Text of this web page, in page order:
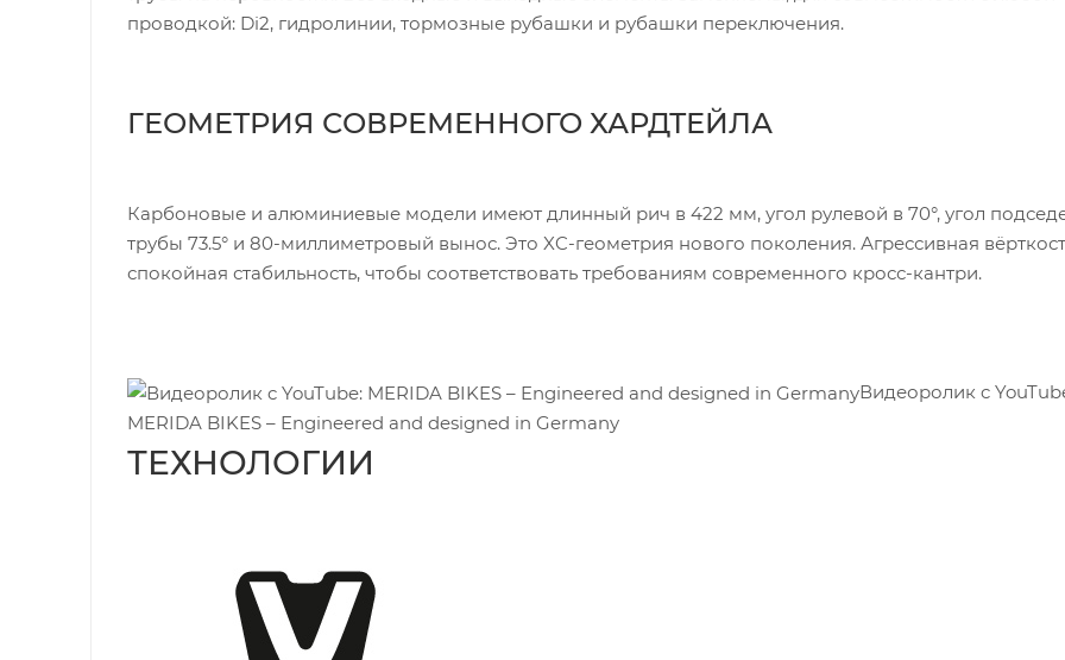
проводкой: Di2, гидролинии, тормозные рубашки и рубашки переключения.
ГЕОМЕТРИЯ СОВРЕМЕННОГО ХАРДТЕЙЛА
Карбоновые и алюминиевые модели имеют длинный рич в 422 мм, угол рулевой в 70°, угол
трубы 73.5° и 80-миллиметровый вынос. Это XC-геометрия нового поколения. Агрессивная
спокойная стабильность, чтобы соответствовать требованиям современного кросс-кантри.
Видеоролик c
MERIDA BIKES – Engineered and designed in Germany
ТЕХНОЛОГИИ